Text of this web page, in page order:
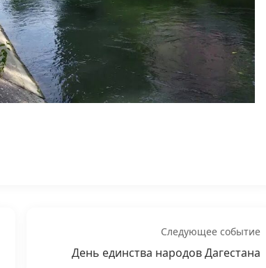
Следующее событие
День единства народов Дагестана